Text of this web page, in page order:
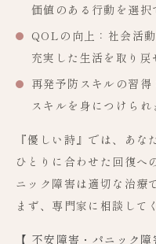
価値のある行動を選択
QOLの向上 ：社会活
充実した生活を取り戻
再発予防スキルの習得
スキルを身につけられ
『優しい詩』では、あ
ひとりに合わせた回復へ
ニック障害は適切な治療
まず、専門家に相談して
【 不安障害・パニック